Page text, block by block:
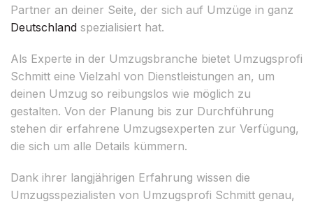
Partner an deiner Seite, der sich auf Umzüge in ganz
Deutschland spezialisiert hat.
Als Experte in der Umzugsbranche bietet Umzugsprofi
Schmitt eine Vielzahl von Dienstleistungen an, um
deinen Umzug so reibungslos wie möglich zu
gestalten. Von der Planung bis zur Durchführung
stehen dir erfahrene Umzugsexperten zur Verfügung,
die sich um alle Details kümmern.
Dank ihrer langjährigen Erfahrung wissen die
Umzugsspezialisten von Umzugsprofi Schmitt genau,